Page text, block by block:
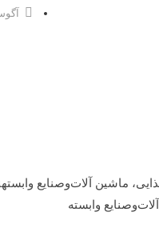
آگوست
ماشین آلات‌وصنایع
وابسته